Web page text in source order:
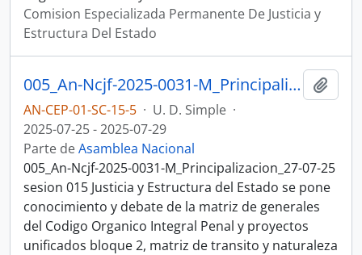
Comision Especializada Permanente De Justicia y
Estructura Del Estado
005_An-Ncjf-2025-0031-M_Principalizacion_27-07-25 sesion 015 Justicia y Estructura del Estado
AN-CEP-01-SC-15-5 · U. D. Simple ·
2025-07-25 - 2025-07-29
Parte deAsamblea Nacional
005_An-Ncjf-2025-0031-M_Principalizacion_27-07-25
sesion 015 Justicia y Estructura del Estado se pone
conocimiento y debate de la matriz de generales
del Codigo Organico Integral Penal y proyectos
unificados bloque 2, matriz de transito y naturaleza